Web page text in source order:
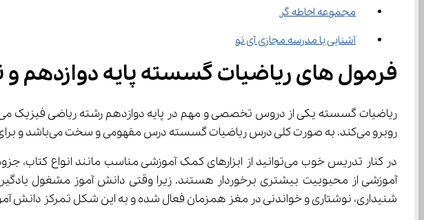
مجموعه احاطه گر
آشنایی با مدرسه مجازی آی نو
فرمول های ریاضیات گسسته پایه دوازدهم و
روبرو می‌کند. به صورت کلی درس ریاضیات گسسته درس مفهومی و سخت می‌باشد و برای یادگیری درست و اصولی آن نیاز به یک معلم با تجربه و کاربلد دارید.
شنیداری، نوشتاری و خواندنی در مغز همزمان فعال شده و به این شکل تمرکز دانش آموز